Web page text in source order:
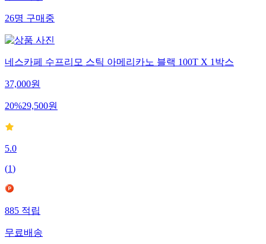
26명구매중
네스카페 수프리모 스틱 아메리카노 블랙 100T X 1박스
37,000원
20%29,500원
5.0
(1)
885적립
무료배송